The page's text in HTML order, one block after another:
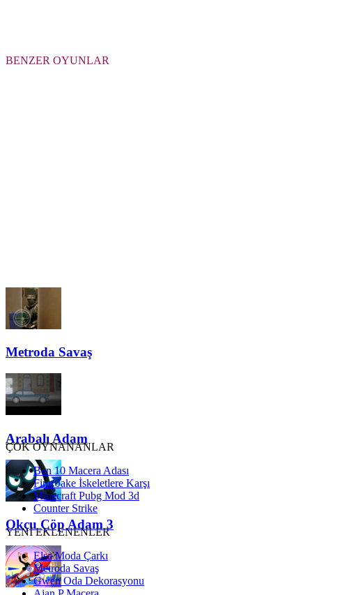
BENZER OYUNLAR
Metroda Savaş
Arabalı Adam
Okçu Çöp Adam 3
ÇOK OYNANANLAR
Ben 10 Macera Adası
Finn Jake İskeletlere Karşı
Minecraft Pubg Mod 3d
Counter Strike
YENİ EKLENENLER
Elsa Moda Çarkı
Metroda Savaş
Gwen Oda Dekorasyonu